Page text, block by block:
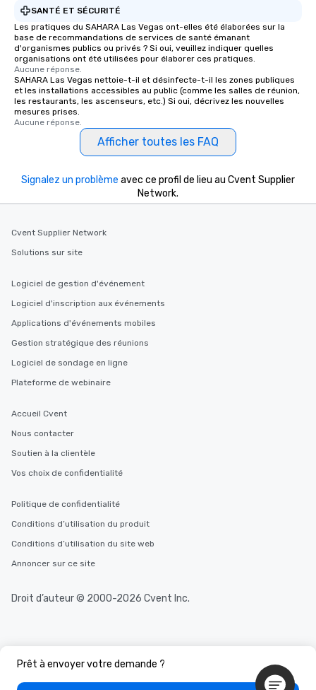
SANTÉ ET SÉCURITÉ
Les pratiques du SAHARA Las Vegas ont-elles été élaborées sur la
base de recommandations de services de santé émanant
d'organismes publics ou privés ? Si oui, veuillez indiquer quelles
organisations ont été utilisées pour élaborer ces pratiques.
Aucune réponse.
SAHARA Las Vegas nettoie-t-il et désinfecte-t-il les zones publiques
et les installations accessibles au public (comme les salles de réunion,
les restaurants, les ascenseurs, etc.) Si oui, décrivez les nouvelles
mesures prises.
Aucune réponse.
Afficher toutes les FAQ
Prêt à envoyer votre demande ?
Signalez un problème avec ce profil de lieu au Cvent Supplier
Network.
Cvent Supplier Network
Solutions sur site
Logiciel de gestion d'événement
Logiciel d'inscription aux événements
Applications d'événements mobiles
Gestion stratégique des réunions
Logiciel de sondage en ligne
Plateforme de webinaire
Accueil Cvent
Nous contacter
Soutien à la clientèle
Vos choix de confidentialité
Politique de confidentialité
Conditions d’utilisation du produit
Conditions d’utilisation du site web
Annoncer sur ce site
Droit d’auteur © 2000-2026 Cvent Inc.